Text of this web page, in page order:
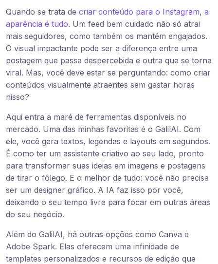
Quando se trata de criar conteúdo para o Instagram, a
aparência é tudo. Um feed bem cuidado não só atrai
mais seguidores, como também os mantém engajados.
O visual impactante pode ser a diferença entre uma
postagem que passa despercebida e outra que se torna
viral. Mas, você deve estar se perguntando: como criar
conteúdos visualmente atraentes sem gastar horas
nisso?
Aqui entra a maré de ferramentas disponíveis no
mercado. Uma das minhas favoritas é o GalilAI. Com
ele, você gera textos, legendas e layouts em segundos.
É como ter um assistente criativo ao seu lado, pronto
para transformar suas ideias em imagens e postagens
de tirar o fôlego. E o melhor de tudo: você não precisa
ser um designer gráfico. A IA faz isso por você,
deixando o seu tempo livre para focar em outras áreas
do seu negócio.
Além do GalilAI, há outras opções como Canva e
Adobe Spark. Elas oferecem uma infinidade de
templates personalizados e recursos de edição que